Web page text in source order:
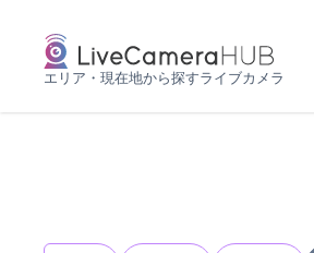
エリア・現在地から探すライブカメラ